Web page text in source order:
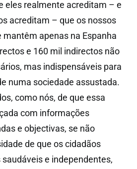
eles realmente acreditam – e
acreditam – que os nossos
mantêm apenas na Espanha
e 160 mil indirectos não
mas indispensáveis para
numa sociedade assustada.
como nós, de que essa
com informações
e objectivas, se não
de que os cidadãos
e independentes,